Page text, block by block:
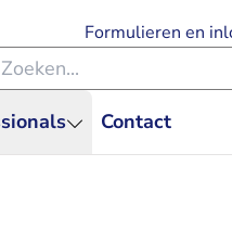
Contact
Formulieren en
binnen de Rechtspraak